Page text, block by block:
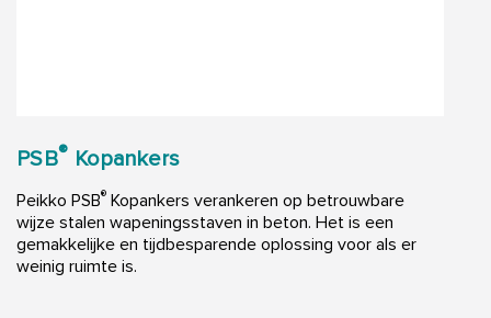
PSB® Kopankers
Peikko PSB® Kopankers verankeren op betrouwbare
wijze stalen wapeningsstaven in beton. Het is een
gemakkelijke en tijdbesparende oplossing voor als er
weinig ruimte is.